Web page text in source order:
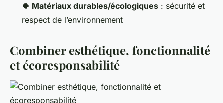
🍀 Matériaux durables/écologiques : sécurité et
respect de l’environnement
Combiner esthétique, fonctionnalité
et écoresponsabilité